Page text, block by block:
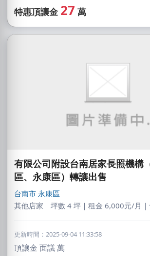
特惠頂讓金 27 萬
有限公司附設台南居家長照機構
區、永康區）轉讓出售
台南市 永康區
其他店家｜坪數 4 坪｜租金 6,000元/月
更新時間：2025-09-04 11:33:58
頂讓金 面議萬